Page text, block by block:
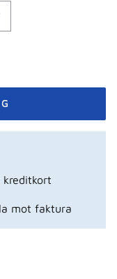
kreditkort
mot faktura